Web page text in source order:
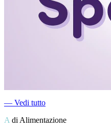
― Vedi tutto
A di Alimentazione